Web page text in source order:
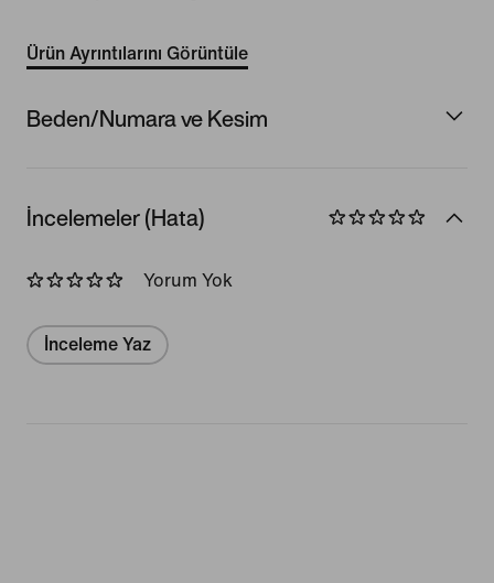
Ürün Ayrıntılarını Görüntüle
Beden/Numara ve Kesim
İncelemeler (Hata)
Yorum Yok
İnceleme Yaz